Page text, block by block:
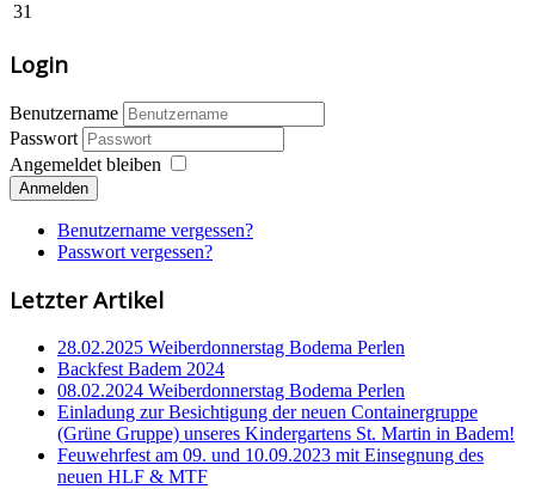
31
Login
Benutzername
Passwort
Angemeldet bleiben
Anmelden
Benutzername vergessen?
Passwort vergessen?
Letzter Artikel
28.02.2025 Weiberdonnerstag Bodema Perlen
Backfest Badem 2024
08.02.2024 Weiberdonnerstag Bodema Perlen
Einladung zur Besichtigung der neuen Containergruppe
(Grüne Gruppe) unseres Kindergartens St. Martin in Badem!
Feuwehrfest am 09. und 10.09.2023 mit Einsegnung des
neuen HLF & MTF